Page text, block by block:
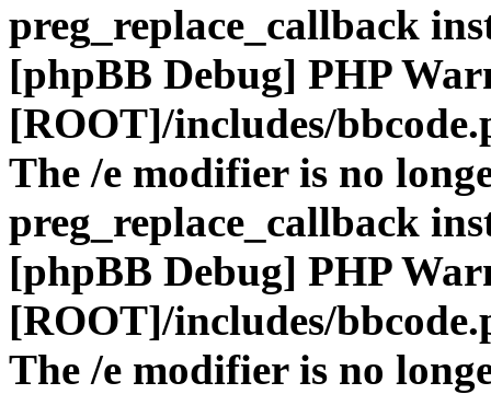
preg_replace_callback
[phpBB Debug] PHP
[ROOT]/includes/
The /e modifier is no
preg_replace_callback
[phpBB Debug] PHP
[ROOT]/includes/
The /e modifier is no